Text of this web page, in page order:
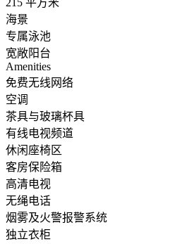
海景
专属泳池
宽敞阳台
Amenities
免费无线网络
空调
茶具与玻璃杯具
有线电视频道
休闲座椅区
客房保险箱
高清电视
无绳电话
烟雾及火警报警系统
独立衣柜